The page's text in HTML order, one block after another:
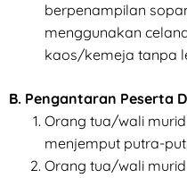
berpenampilan
menggunakan
kaos/kemeja tanpa
B. Pengantaran Peserta
Orang tua/wali
menjemput putra-
Orang tua/wali